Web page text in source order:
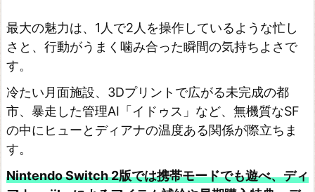
ジ
ー
ク
テ
ィ
ス
最大の魅力は、1人で2人を操作しているような忙し
さと、行動がうまく噛み合った瞬間の気持ちよさで
す。
冷たい月面施設、3Dプリントで広がる未完成の都
市、暴走した管理AI「イドゥス」など、無機質なSF
の中にヒューとディアナの温度ある関係が際立ちま
す。
Nintendo Switch 2版では携帯モードでも遊べ、ディ